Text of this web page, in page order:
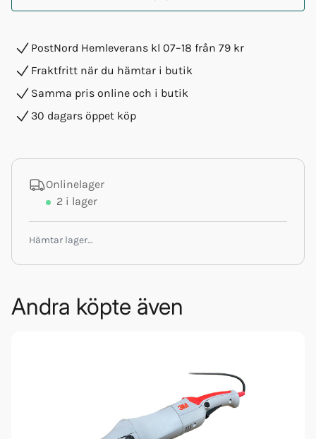
PostNord Hemleverans kl 07–18 från 79 kr
Fraktfritt när du hämtar i butik
Samma pris online och i butik
30 dagars öppet köp
Onlinelager
2 i lager
Hämtar lager…
Andra köpte även